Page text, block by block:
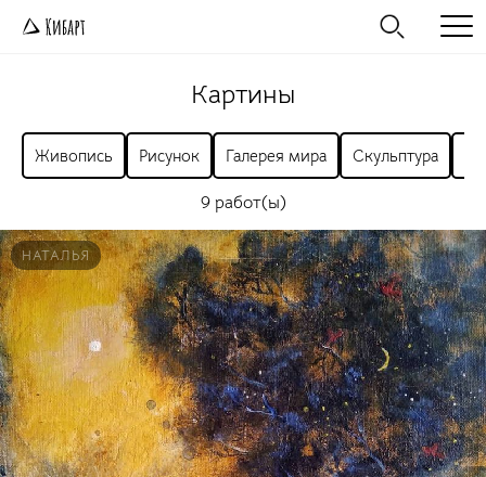
Картины
Живопись Рисунок Галерея мира Скульптура
9 работ(ы)
НАТАЛЬЯ